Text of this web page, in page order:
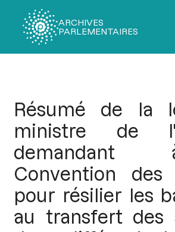
ARCHIVES
PARLEMENTAIRES
Résumé de la
ministre de
Convention des
pour résilier les
au transfert des